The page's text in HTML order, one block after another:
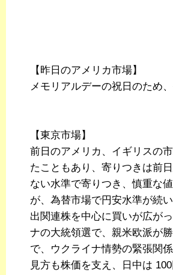
【昨日のアメリカ市場】
メモリアルデーの祝日のため、
【東京市場】
前日のアメリカ、イギリスの
たこともあり、寄りつきは前
ない水準で寄りつき、慎重な
が、為替市場で円安水準が続
出関連株を中心に買いが広が
ナの大統領選で、親米欧派が
で、ウクライナ情勢の緊張関
見方も株価を支え、日中は